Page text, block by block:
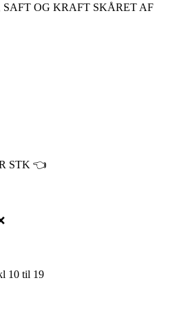
OG KRAFT SKÅRET AF
STK 👈
10 til 19